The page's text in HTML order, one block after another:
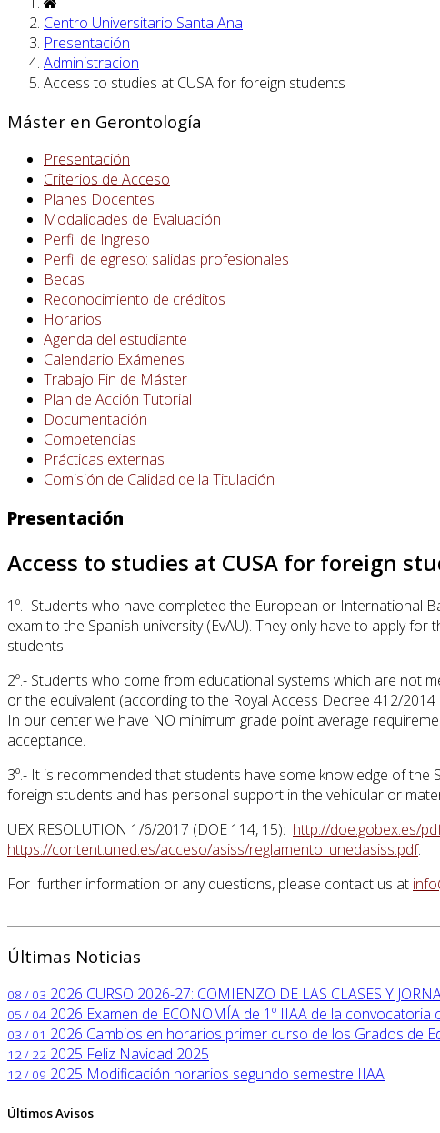
Centro Universitario Santa Ana
Presentación
Administracion
Access to studies at CUSA for foreign students
Máster en Gerontología
Presentación
Criterios de Acceso
Planes Docentes
Modalidades de Evaluación
Perfil de Ingreso
Perfil de egreso: salidas profesionales
Becas
Reconocimiento de créditos
Horarios
Agenda del estudiante
Calendario Exámenes
Trabajo Fin de Máster
Plan de Acción Tutorial
Documentación
Competencias
Prácticas externas
Comisión de Calidad de la Titulación
Presentación
Access to studies at CUSA for foreign
1º.- Students who have completed the European or International
exam to the Spanish university (EvAU). They only have to apply
students.
2º.- Students who come from educational systems which are not
or the equivalent (according to the Royal Access Decree 412/2014
In our center we have NO minimum grade point average
acceptance.
3º.- It is recommended that students have some knowledge of
foreign students and has personal support in the vehicular or
UEX RESOLUTION 1/6/2017 (DOE 114, 15): http://doe.gobex.es/
https://content.uned.es/acceso/asiss/reglamento_unedasiss.pdf.
For further information or any questions, please contact us at
Últimas Noticias
08 / 03 2026 CURSO 2026-27: COMIENZO DE LAS CLASES Y
05 / 04 2026 Examen de ECONOMÍA de 1º IIAA de la convocatoria
03 / 01 2026 Cambios en horarios primer curso de los Grados de
12 / 22 2025 Feliz Navidad 2025
12 / 09 2025 Modificación horarios segundo semestre IIAA
Últimos Avisos